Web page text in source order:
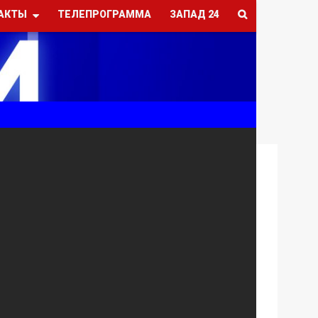
ТЕЛЕПРОГРАММА ЗАПАД 24